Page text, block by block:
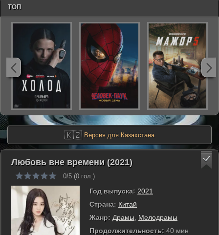
🇰🇿 Версия для Казахстана
Любовь вне времени (2021)
0/5 (0 гол.)
Год выпуска: 2021
Страна: Китай
Жанр: Драмы
Мелодрамы
Продолжительность: 40 мин
ТОП